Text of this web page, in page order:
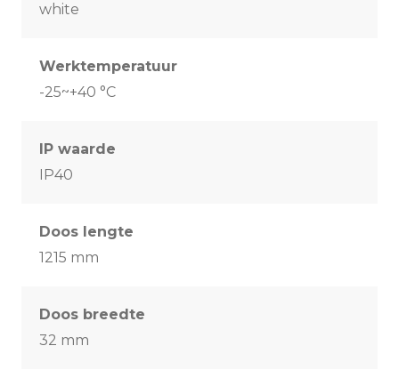
white
Werktemperatuur
-25~+40 °C
IP waarde
IP40
Doos lengte
1215 mm
Doos breedte
32 mm